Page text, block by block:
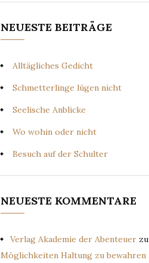
NEUESTE BEITRÄGE
Alltägliches Gedicht
Schmetterlinge lügen nicht
Seelische Anblicke
Wo wohin oder nicht
Besuch auf der Schulter
NEUESTE KOMMENTARE
Verlag Akademie der Abenteuer zu
Möglichkeiten Haltung zu bewahren